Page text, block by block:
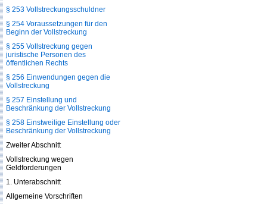
§ 253 Vollstreckungsschuldner
§ 254 Voraussetzungen für den
Beginn der Vollstreckung
§ 255 Vollstreckung gegen
juristische Personen des
öffentlichen Rechts
§ 256 Einwendungen gegen die
Vollstreckung
§ 257 Einstellung und
Beschränkung der Vollstreckung
§ 258 Einstweilige Einstellung oder
Beschränkung der Vollstreckung
Zweiter Abschnitt
Vollstreckung wegen
Geldforderungen
1. Unterabschnitt
Allgemeine Vorschriften